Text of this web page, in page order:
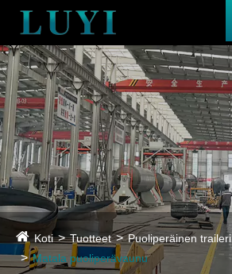
Koti Tuotteet
Puoliperäinen traileri
Matala puoliperävaunu